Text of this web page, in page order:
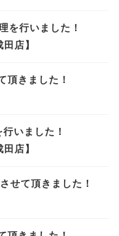
行いました！
店】
頂きました！
いました！
店】
せて頂きました！